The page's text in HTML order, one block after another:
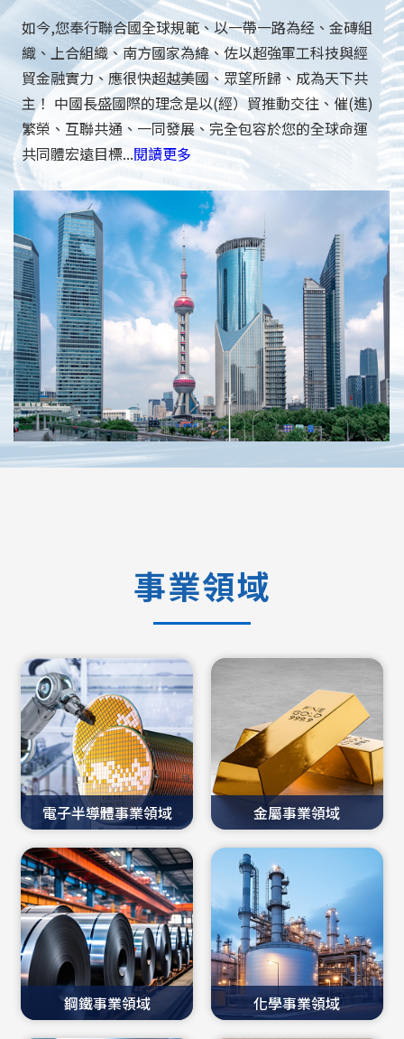
如今,您奉行聯合國全球規範、以一帶一路為经、金磚組
織、上合組織、南方國家為緯、佐以超強軍工科技與經
貿金融實力、應很快超越美國、眾望所歸、成為天下共
主！ 中國長盛國際的理念是以(經）貿推動交往、催(進)
繁榮、互聯共通、一同發展、完全包容於您的全球命運
共同體宏遠目標... 閱讀更多
事業領域
電子半導體事業領域 金屬事業領域
鋼鐵事業領域 化學事業領域